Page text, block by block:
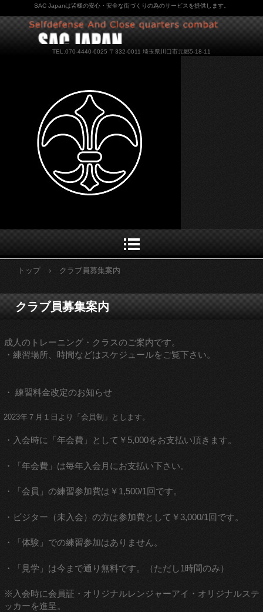
SAC Japanは皆様の安心・安全な街づくりの為のサービスを提供します。
TEL.070-4440-6025 〒332-0011 埼玉県川口市元郷5-18-11
トップ › クラブ員募集案内
クラブ員募集案内
成人のトレーニング・クラスのご案内です。
・練習場所、時間などはスケジュールをご覧下さい。
・ 練習料金改定のお知らせ
2023年７月１日より「会員制」とします。
・入会時に「年会費」として￥5,000をお支払い頂きます。
・「年会費」は毎年入会月にお支払い下さい。
・「会員」の練習参加費は￥1,500/1回です。
・ビジター（未入会）の方は参加費として￥3,000/1回です。
・「体験」での練習参加はありません。
・「見学」は今まで通り無料です。（ただし1時間のみ）
※入会時に会員証・オリジナルレンジャーアイ・オリジナルステ
ッカーを進呈。